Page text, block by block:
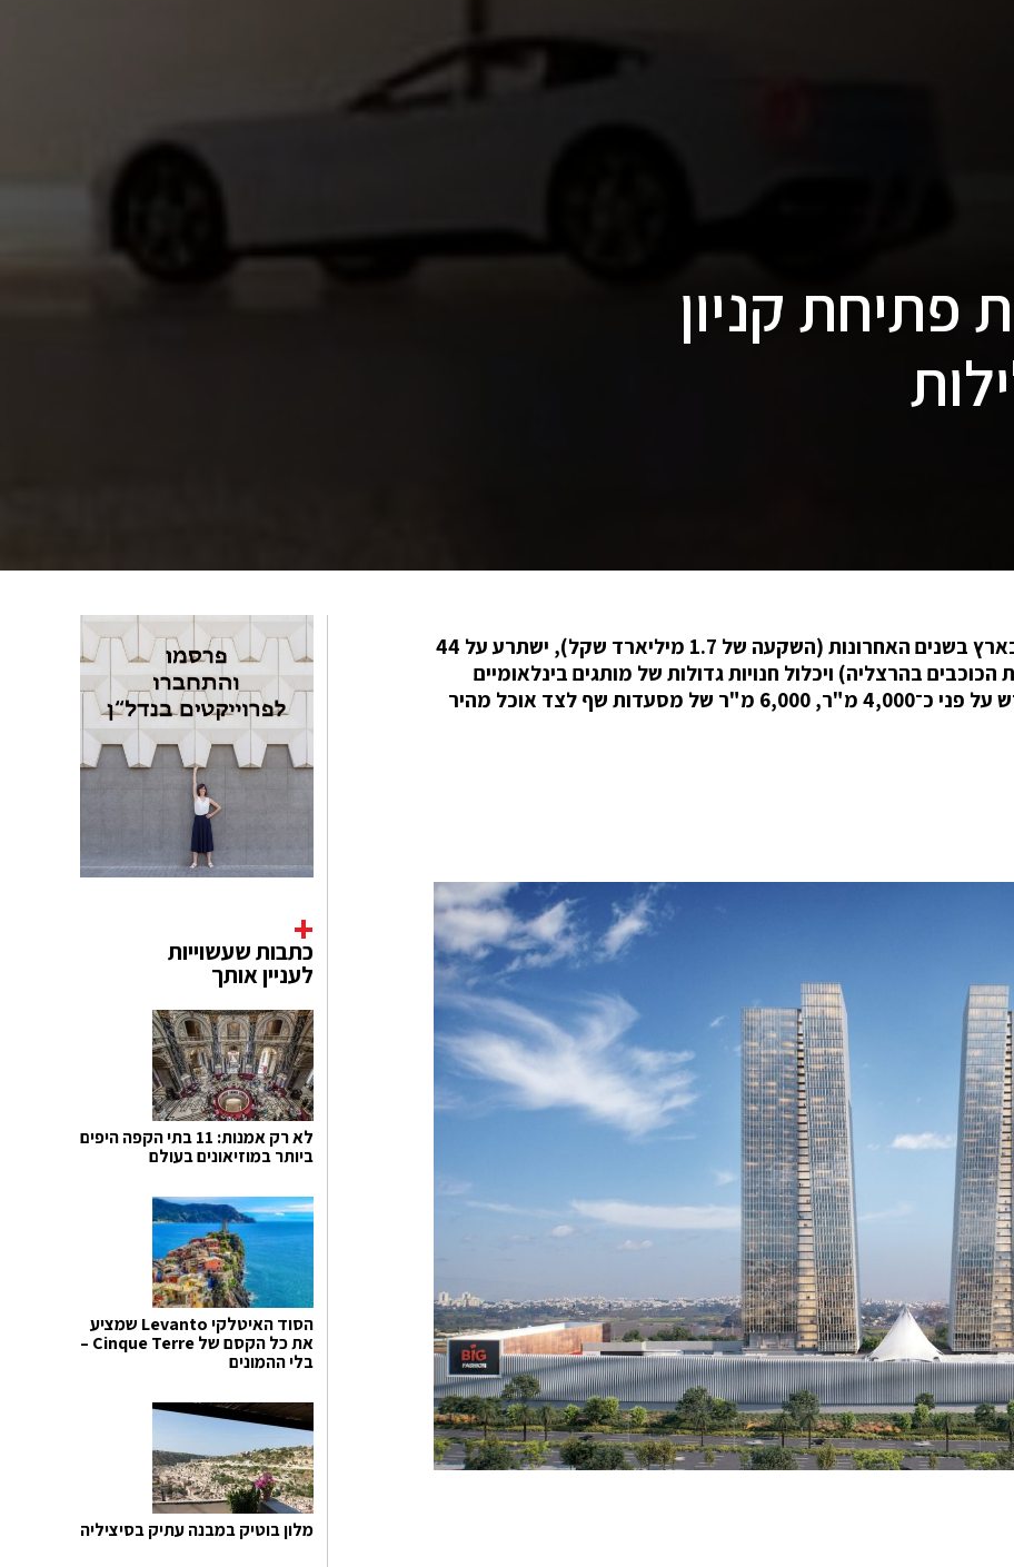
קניון
המתחם המסחרי בשטח פתוח, מהגדולים שנבנו בארץ בשנים האחרונות (השקעה של 1.7 מיליארד שקל), ישתרע על 44
בהרצליה) ויכלול חנויות גדולות של מותגים בינלאומיים
וישראלים, כמו חנות זארה הגדולה בארץ שתתפרש על פני כ־4,000 מ"ר, 6,000 מ"ר של מסעדות שף לצד אוכל מהיר
כתבות שעשוייות
לעניין אותך
לא רק אמנות: 11 בתי הקפה היפים
ביותר במוזיאונים בעולם
הסוד האיטלקי Levanto שמציע
את כל הקסם של Cinque Terre –
בלי ההמונים
מלון בוטיק במבנה עתיק בסיציליה